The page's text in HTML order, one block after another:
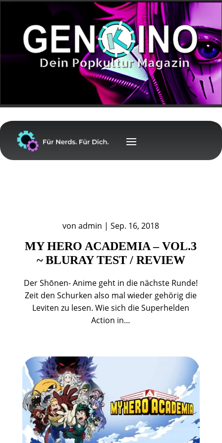
vonadmin |Sep. 16, 2018
MY HERO ACADEMIA – VOL.3
~ BLURAY TEST / REVIEW
Der Shōnen- Anime geht in die nächste Runde!
Zeit den Schurken also mal wieder gehörig die
Leviten zu lesen. Wie sich die Superhelden
Action in…